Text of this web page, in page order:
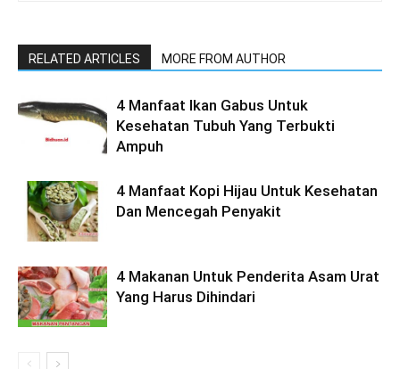
RELATED ARTICLES MORE FROM AUTHOR
4 Manfaat Ikan Gabus Untuk
Kesehatan Tubuh Yang Terbukti
Ampuh
4 Manfaat Kopi Hijau Untuk Kesehatan
Dan Mencegah Penyakit
4 Makanan Untuk Penderita Asam Urat
Yang Harus Dihindari